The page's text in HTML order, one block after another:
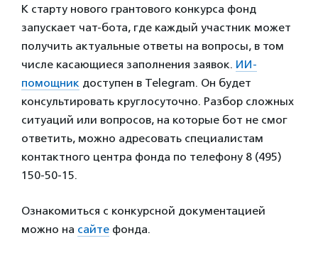
К старту нового грантового конкурса фонд
запускает чат-бота, где каждый участник может
получить актуальные ответы на вопросы, в том
числе касающиеся заполнения заявок. ИИ-
помощник доступен в Telegram. Он будет
консультировать круглосуточно. Разбор сложных
ситуаций или вопросов, на которые бот не смог
ответить, можно адресовать специалистам
контактного центра фонда по телефону 8 (495)
150-50-15.
Ознакомиться с конкурсной документацией
можно на сайте фонда.